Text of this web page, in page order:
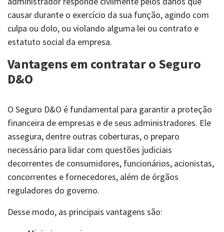
SAC | RCPM
rcpm@charlestaylor.com
Atendimento 24h: 0800 580 2852
Whatsapp: (11) 94527-3275
LEI DE PROTEÇÃO DE DADOS
privacidade@berkley.com.br
causar durante o exercício da sua função, agindo com
culpa ou dolo, ou violando alguma lei ou contrato e
estatuto social da empresa.
Vantagens em contratar o Seguro
D&O
O Seguro D&O é fundamental para garantir a proteção
financeira de empresas e de seus administradores. Ele
assegura, dentre outras coberturas, o preparo
necessário para lidar com questões judiciais
decorrentes de consumidores, funcionários, acionistas,
concorrentes e fornecedores, além de órgãos
reguladores do governo.
Desse modo, as principais vantagens são: